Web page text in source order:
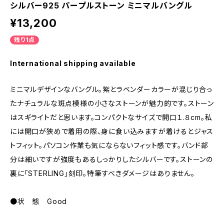
シルバー925 パープルストーン ミニマルバングル
¥13,200
残り1点
International shipping available
ミニマルデザインなバングル。紫とラベンダーカラーが混じり合っ
たナチュラルな斑点模様の小さなストーンが魅力的です。ストーン
はスギライトだと思います。コンパクトなサイズで開口１.８cm。私
には開口が狭めで着用の際、身に食い込みますが着けるとジャス
トフィット。パソコン作業も気にならないフィット感です。バンド部
分は細いですが強度もあるしっかりしたシルバーです。ストーンの
裏に「STERLING」刻印。特筆すべきダメージはありません。
●状 態 Good